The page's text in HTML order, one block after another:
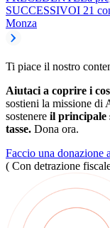
SUCCESSIVOI 21
Monza
Ti piace il nostro
Aiutaci a coprire i
sostieni la missione di
sostenere il principale
tasse. Dona ora.
Faccio una donazione
( Con detrazione